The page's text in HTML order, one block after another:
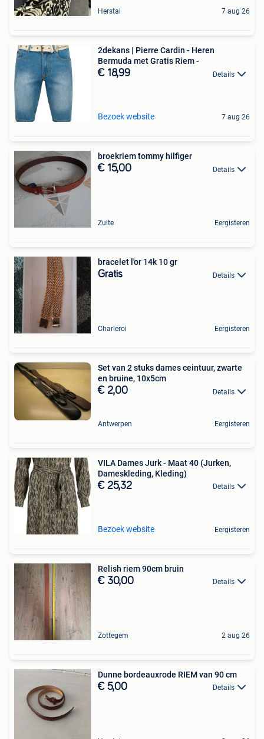
Herstal 7 aug 26
2dekans | Pierre Cardin - Heren
Bermuda met Gratis Riem -
€ 18,99 Details
Bezoek website 7 aug 26
broekriem tommy hilfiger
€ 15,00 Details
Zulte Eergisteren
bracelet l'or 14k 10 gr
Gratis Details
Charleroi Eergisteren
Set van 2 stuks dames ceintuur, zwarte
en bruine, 10x5cm
€ 2,00 Details
Antwerpen Eergisteren
VILA Dames Jurk - Maat 40 (Jurken,
Dameskleding, Kleding)
€ 25,32 Details
Bezoek website Eergisteren
Relish riem 90cm bruin
€ 30,00 Details
Zottegem 2 aug 26
Dunne bordeauxrode RIEM van 90 cm
€ 5,00 Details